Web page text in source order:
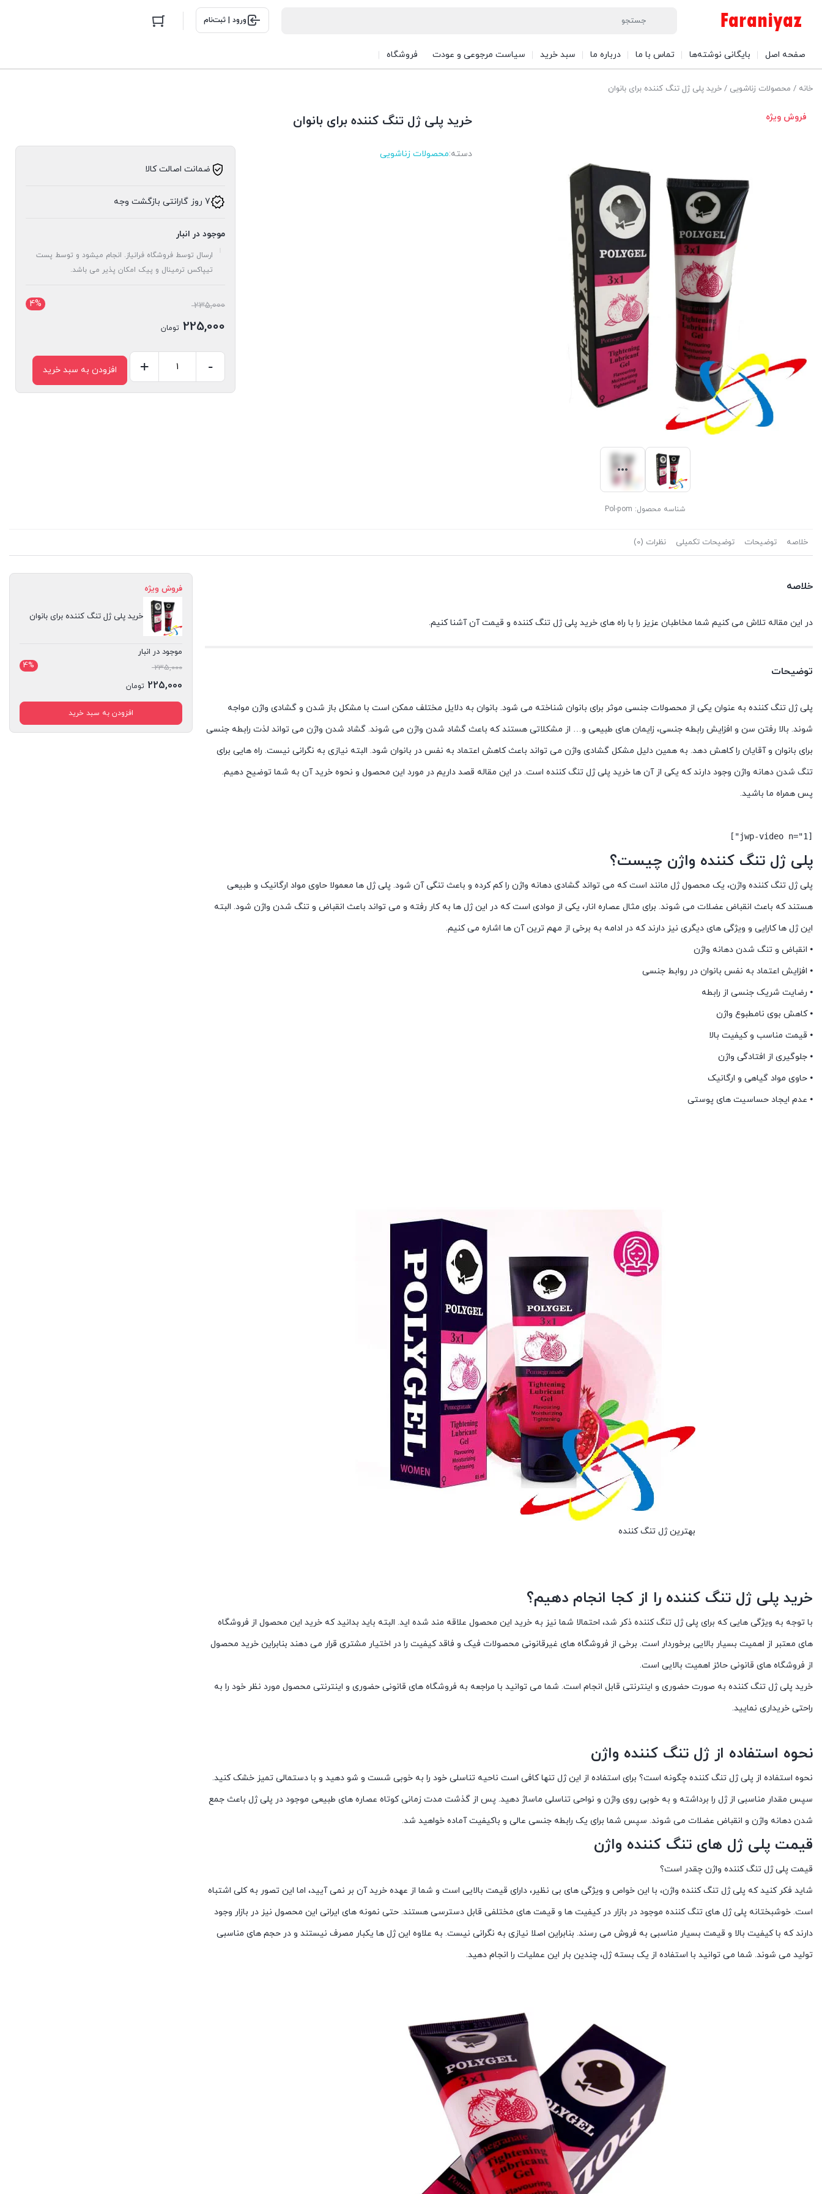
ورود | ثبت‌نام
صفحه اصل بایگانی نوشته‌ها تماس با ما درباره ما سبد خرید سیاست مرجوعی و عودت فروشگاه
خانه / محصولات زناشویی / خرید پلی ژل تنگ کننده برای بانوان
فروش ویژه
شناسه محصول: Pol-pom
خرید پلی ژل تنگ کننده برای بانوان
دسته:محصولات زناشویی
ضمانت اصالت کالا
7 روز گارانتی بازگشت وجه
موجود در انبار
ارسال توسط فروشگاه فرانیاز. انجام میشود و توسط پست
تیپاکس ترمینال و پیک امکان پذیر می باشد.
4% 235,000قیمت
اصلی
225,000 تومان
فعلی
225,000 تومان
پلی
-
+ افزودن به سبد خرید
خلاصه توضیحات توضیحات تکمیلی نظرات (0)
خلاصه
در این مقاله تلاش می کنیم شما مخاطبان عزیز را با راه های خرید پلی ژل تنگ کننده و قیمت آن آشنا کنیم.
توضیحات
پلی ژل تنگ کننده به عنوان یکی از محصولات جنسی موثر برای بانوان شناخته می شود. بانوان به دلایل مختلف ممکن است با مشکل باز شدن و گشادی واژن مواجه
شوند. بالا رفتن سن و افزایش رابطه جنسی، زایمان های طبیعی و… از مشکلاتی هستند که باعث گشاد شدن واژن می شوند. گشاد شدن واژن می تواند لذت رابطه جنسی
برای بانوان و آقایان را کاهش دهد. به همین دلیل مشکل گشادی واژن می تواند باعث کاهش اعتماد به نفس در بانوان شود. البته نیازی به نگرانی نیست. راه هایی برای
تنگ شدن دهانه واژن وجود دارند که یکی از آن ها خرید پلی ژل تنگ کننده است. در این مقاله قصد داریم در مورد این محصول و نحوه خرید آن به شما توضیح دهیم.
پس همراه ما باشید.
[jwp-video n="1"]
پلی ژل تنگ کننده واژن چیست؟
پلی ژل تنگ کننده واژن، یک محصول ژل مانند است که می تواند گشادی دهانه واژن را کم کرده و باعث تنگی آن شود. پلی ژل ها معمولا حاوی مواد ارگانیک و طبیعی
هستند که باعث انقباض عضلات می شوند. برای مثال عصاره انار، یکی از موادی است که در این ژل ها به کار رفته و می تواند باعث انقباض و تنگ شدن واژن شود. البته
این ژل ها کارایی و ویژگی های دیگری نیز دارند که در ادامه به برخی از مهم ترین آن ها اشاره می کنیم.
⦁ انقباض و تنگ شدن دهانه واژن
⦁ افزایش اعتماد به نفس بانوان در روابط جنسی
⦁ رضایت شریک جنسی از رابطه
⦁ کاهش بوی نامطبوع واژن
⦁ قیمت مناسب و کیفیت بالا
⦁ جلوگیری از افتادگی واژن
⦁ حاوی مواد گیاهی و ارگانیک
⦁ عدم ایجاد حساسیت های پوستی
بهترین ژل تنگ کننده
خرید پلی ژل تنگ کننده را از کجا انجام دهیم؟
با توجه به ویژگی هایی که برای پلی ژل تنگ کننده ذکر شد، احتمالا شما نیز به خرید این محصول علاقه مند شده اید. البته باید بدانید که خرید این محصول از فروشگاه
های معتبر از اهمیت بسیار بالایی برخوردار است. برخی از فروشگاه های غیرقانونی محصولات فیک و فاقد کیفیت را در اختیار مشتری قرار می دهند بنابراین خرید محصول
از فروشگاه های قانونی حائز اهمیت بالایی است.
خرید پلی ژل تنگ کننده به صورت حضوری و اینترنتی قابل انجام است. شما می توانید با مراجعه به فروشگاه های قانونی حضوری و اینترنتی محصول مورد نظر خود را به
راحتی خریداری نمایید.
نحوه استفاده از ژل تنگ کننده واژن
نحوه استفاده از پلی ژل تنگ کننده چگونه است؟ برای استفاده از این ژل تنها کافی است ناحیه تناسلی خود را به خوبی شست و شو دهید و با دستمالی تمیز خشک کنید.
سپس مقدار مناسبی از ژل را برداشته و به خوبی روی واژن و نواحی تناسلی ماساژ دهید. پس از گذشت مدت زمانی کوتاه عصاره های طبیعی موجود در پلی ژل باعث جمع
شدن دهانه واژن و انقباض عضلات می شوند. سپس شما برای یک رابطه جنسی عالی و باکیفیت آماده خواهید شد.
قیمت پلی ژل های تنگ کننده واژن
قیمت پلی ژل تنگ کننده واژن چقدر است؟
شاید فکر کنید که پلی ژل تنگ کننده واژن، با این خواص و ویژگی های بی نظیر، دارای قیمت بالایی است و شما از عهده خرید آن بر نمی آیید، اما این تصور به کلی اشتباه
است. خوشبختانه پلی ژل های تنگ کننده موجود در بازار در کیفیت ها و قیمت های مختلفی قابل دسترسی هستند. حتی نمونه های ایرانی این محصول نیز در بازار وجود
دارند که با کیفیت بالا و قیمت بسیار مناسبی به فروش می رسند. بنابراین اصلا نیازی به نگرانی نیست. به علاوه این ژل ها یکبار مصرف نیستند و در حجم های مناسبی
تولید می شوند. شما می توانید با استفاده از یک بسته ژل، چندین بار این عملیات را انجام دهید.
فروش ویژه
خرید پلی ژل تنگ کننده برای بانوان
موجود در انبار
4%
235,000قیمت
اصلی225,000 تومان
قیمت
فعلی
225,000 تومان
افزودن به سبد خرید